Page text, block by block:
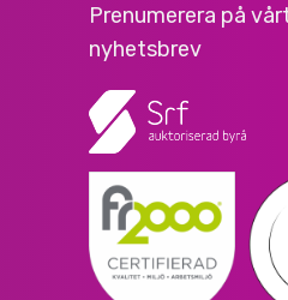
Prenumerera på
nyhetsbrev